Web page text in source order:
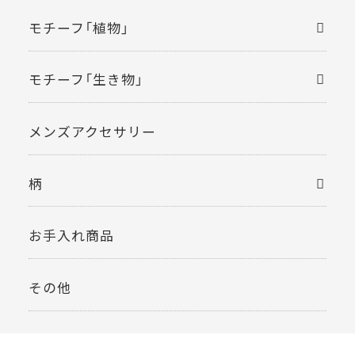
モチーフ「植物」
モチーフ「生き物」
メンズアクセサリー
柄
お手入れ商品
その他